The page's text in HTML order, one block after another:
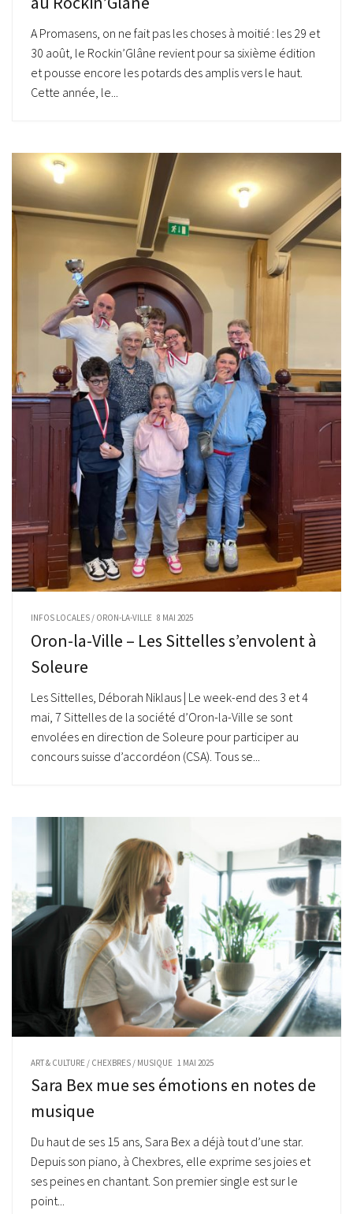
A Promasens, on ne fait pas les choses à moitié : les 29 et
30 août, le Rockin’Glâne revient pour sa sixième édition
et pousse encore les potards des amplis vers le haut.
Cette année, le...
INFOS LOCALES / ORON-LA-VILLE 8 MAI 2025
Oron-la-Ville – Les Sittelles s’envolent à
Soleure
Les Sittelles, Déborah Niklaus | Le week-end des 3 et 4
mai, 7 Sittelles de la société d’Oron-la-Ville se sont
envolées en direction de Soleure pour participer au
concours suisse d’accordéon (CSA). Tous se...
ART & CULTURE / CHEXBRES / MUSIQUE 1 MAI 2025
Sara Bex mue ses émotions en notes de
musique
Du haut de ses 15 ans, Sara Bex a déjà tout d’une star.
Depuis son piano, à Chexbres, elle exprime ses joies et
ses peines en chantant. Son premier single est sur le
point...